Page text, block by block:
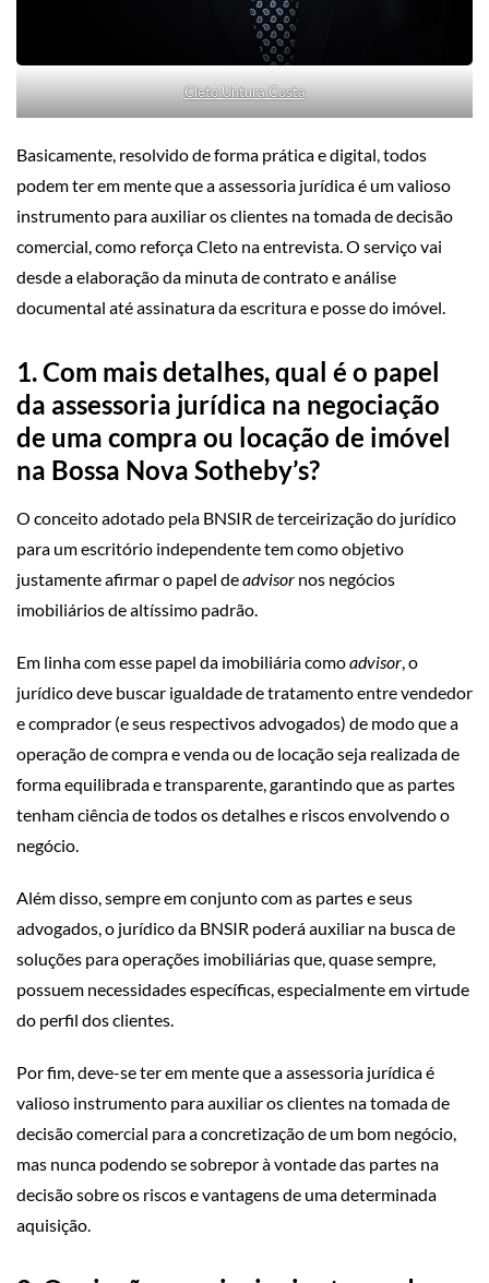
Cleto Untura Costa
Basicamente, resolvido de forma prática e digital, todos
podem ter em mente que a assessoria jurídica é um valioso
instrumento para auxiliar os clientes na tomada de decisão
comercial, como reforça Cleto na entrevista. O serviço vai
desde a elaboração da minuta de contrato e análise
documental até assinatura da escritura e posse do imóvel.
1.Com mais detalhes, qual é o papel
da assessoria jurídica na negociação
de uma compra ou locação de imóvel
na Bossa Nova Sotheby’s?
O conceito adotado pela BNSIR de terceirização do jurídico
para um escritório independente tem como objetivo
justamente afirmar o papel deadvisor nos negócios
imobiliários de altíssimo padrão.
Em linha com esse papel da imobiliária comoadvisor, o
jurídico deve buscar igualdade de tratamento entre vendedor
e comprador (e seus respectivos advogados) de modo que a
operação de compra e venda ou de locação seja realizada de
forma equilibrada e transparente, garantindo que as partes
tenham ciência de todos os detalhes e riscos envolvendo o
negócio.
Além disso, sempre em conjunto com as partes e seus
advogados, o jurídico da BNSIR poderá auxiliar na busca de
soluções para operações imobiliárias que, quase sempre,
possuem necessidades específicas, especialmente em virtude
do perfil dos clientes.
Por fim, deve-se ter em mente que a assessoria jurídica é
valioso instrumento para auxiliar os clientes na tomada de
decisão comercial para a concretização de um bom negócio,
mas nunca podendo se sobrepor à vontade das partes na
decisão sobre os riscos e vantagens de uma determinada
aquisição.